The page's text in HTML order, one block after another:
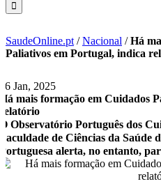
SaudeOnline.pt /Nacional /Há
Paliativos em Portugal, indica
16 Jan, 2025
Há mais formação em Cuidados
relatório
O Observatório Português dos
Faculdade de Ciências da Saúde
Portuguesa alerta, no entanto,